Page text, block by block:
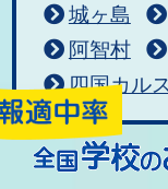
城ヶ島
阿智村
四国カル